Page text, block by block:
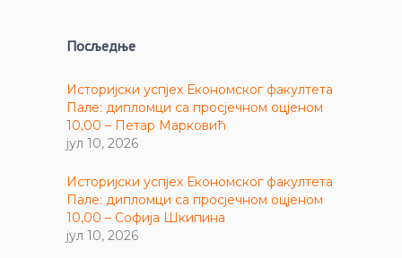
Посљедње
Историјски успјех Економског факултета
Пале: дипломци са просјечном оцјеном
10,00 – Петар Марковић
јул 10, 2026
Историјски успјех Економског факултета
Пале: дипломци са просјечном оцјеном
10,00 – Софија Шкипина
јул 10, 2026